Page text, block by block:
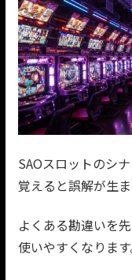
SAOスロットのシ
覚えると誤解が生ま
よくある勘違いを
使いやすくなります